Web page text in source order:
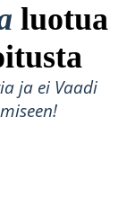
luotua
ja ei Vaadi